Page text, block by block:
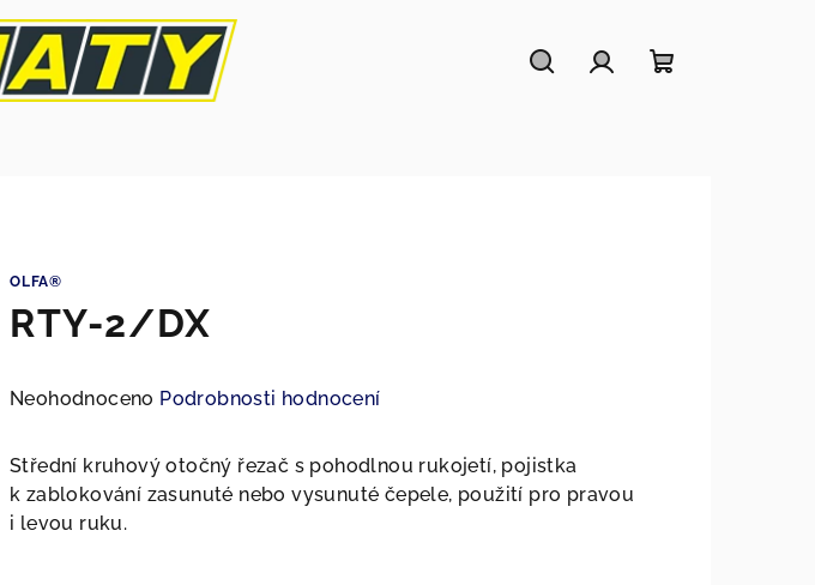
OLFA®
RTY-2/DX
Průměrné
produktu
je
0,0
Neohodnoceno Podrobnosti hodnocení
Střední kruhový otočný řezač s pohodlnou rukojetí, pojistka
k zablokování zasunuté nebo vysunuté čepele, použití pro pravou
i levou ruku.